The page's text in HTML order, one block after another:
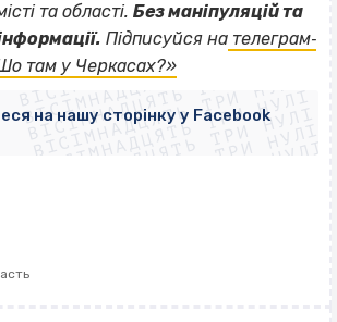
та області. Без маніпуляцій та
Підписуйся на телеграм‐
там у Черкасах?»
ВІСІМНАДЦЯТЬ ТРИ НУЛІ
ВІСІМНАДЦЯТЬ ТРИ НУЛІ
ВІСІМНАДЦЯТЬ ТРИ НУЛІ
ВІСІМНАДЦЯТЬ ТРИ НУЛІ
ВІСІМНАДЦЯТЬ ТРИ НУЛІ
ВІСІМНАДЦЯТЬ ТРИ НУЛІ
ВІСІМНАДЦЯТЬ ТРИ НУЛІ
ВІСІМНАДЦЯТЬ ТРИ НУЛІ
на нашу сторінку у Facebook